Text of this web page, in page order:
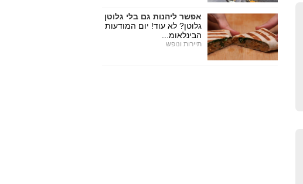
אפשר ליהנות גם בלי גלוטן
גלוטן? לא עוד! יום המודעות
הבינלאומ...
תיירות ונופש